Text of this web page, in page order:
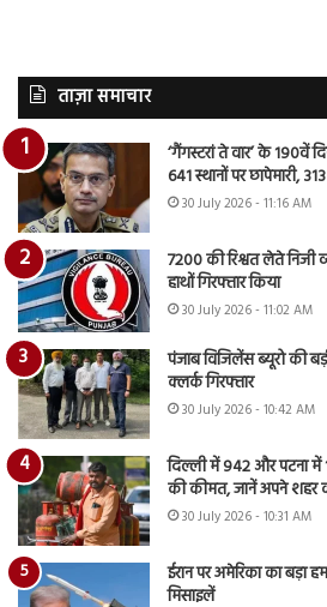
ताज़ा समाचार
‘गैंगस्टरां ते वार’ के 190वें
641 स्थानों पर छापेमारी,
30 July 2026 - 11:16 AM
7200 की रिश्वत लेते निजी
हाथों गिरफ्तार किया
30 July 2026 - 11:02 AM
पंजाब विजिलेंस ब्यूरो की
क्लर्क गिरफ्तार
30 July 2026 - 10:42 AM
दिल्ली में 942 और पटना
की कीमत, जानें अपने शहर
30 July 2026 - 10:31 AM
ईरान पर अमेरिका का बड़ा
मिसाइलें